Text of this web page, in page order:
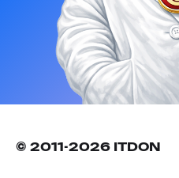
© 2011-2026 ITDON